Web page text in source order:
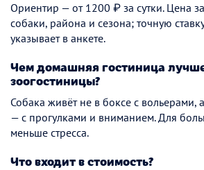
Ориентир — от 1200 ₽ за сутки. Цена
собаки, района и сезона; точную
указывает в анкете.
Чем домашняя гостиница
зоогостиницы?
Собака живёт не в боксе с вольерами,
— с прогулками и вниманием. Для
меньше стресса.
Что входит в стоимость?